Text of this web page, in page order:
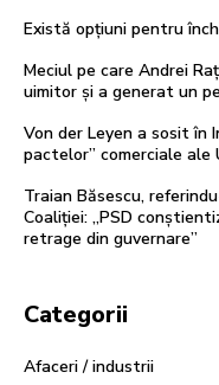
Există opțiuni pentru
Meciul pe care Andrei
uimitor și a generat un
Von der Leyen a sosit în
pactelor” comerciale ale
Traian Băsescu,
Coaliției: „PSD
retrage din guvernare”
Categorii
Afaceri / industrii